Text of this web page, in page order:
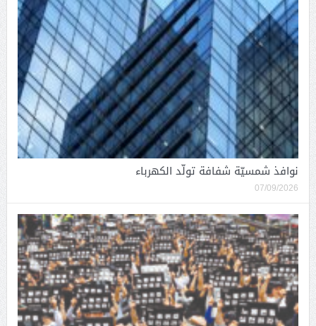
نوافذ شمسيّة شفافة تولّد الكهرباء
07/09/2026